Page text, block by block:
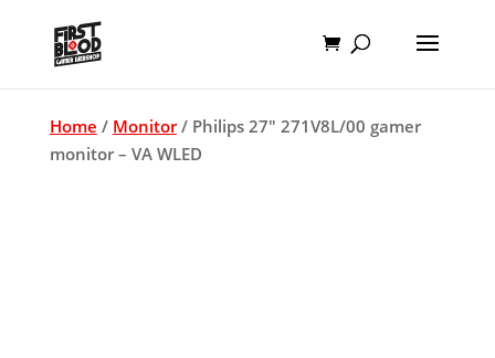
Home / Monitor/ Philips 27″ 271V8L/00 gamer
monitor – VA WLED